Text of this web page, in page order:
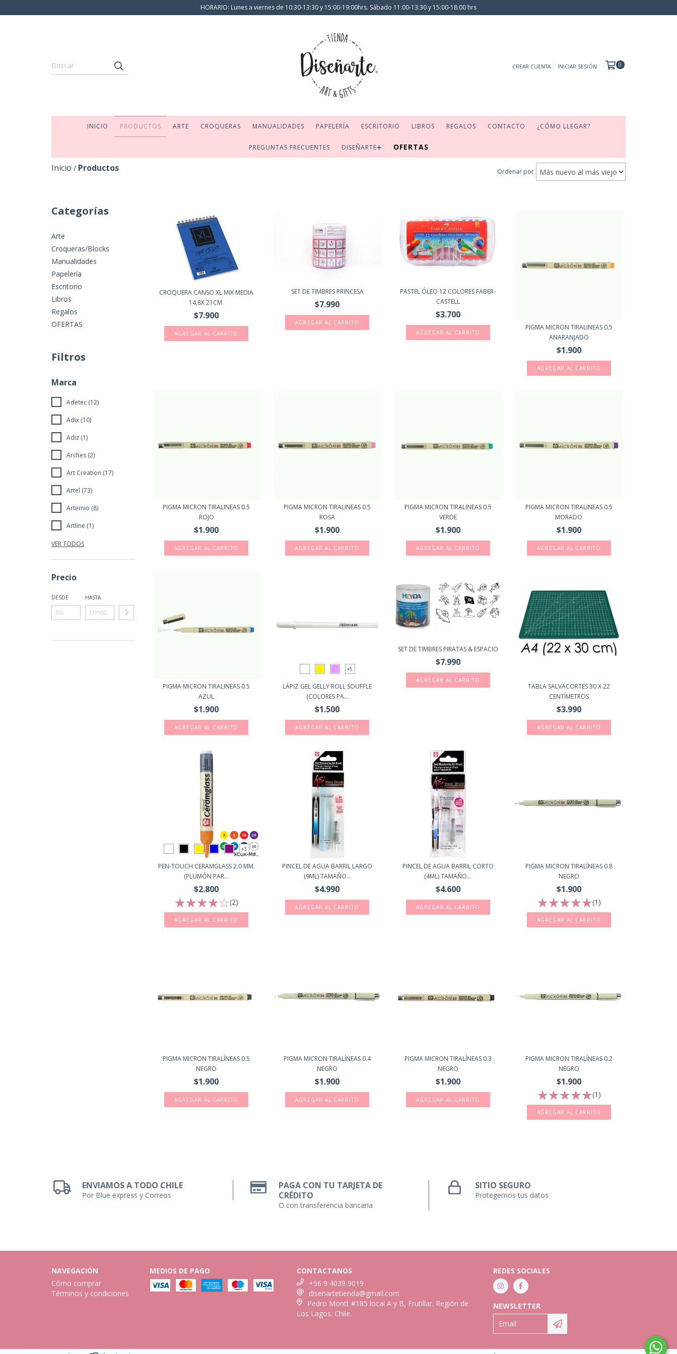
HORARIO: Lunes a viernes de 10:30-13:30 y 15:00-19:00hrs. Sábado 11:00-13:30 y 15:00-18:00 hrs
CREAR CUENTA INICIAR SESIÓN 0
INICIO PRODUCTOS ARTE CROQUERAS MANUALIDADES PAPELERÍA ESCRITORIO LIBROS REGALOS CONTACTO ¿CÓMO LLEGAR?
PREGUNTAS FRECUENTES DISEÑARTE➕ OFERTAS
Inicio / Productos Ordenar por
Categorías
Arte
Croqueras/Blocks
Manualidades
Papelería
Escritorio
Libros
Regalos
OFERTAS
Filtros
Marca
Adetec (12)
Adix (10)
Adiz (1)
Arches (2)
Art Creation (17)
Artel (73)
Artemio (8)
Artline (1)
VER TODOS
Precio
DESDE HASTA
CROQUERA CANSO XL MIX MEDIA
14,8X 21CM.
$7.900
SET DE TIMBRES PRINCESA
$7.990
PASTEL ÓLEO 12 COLORES FABER-
CASTELL
$3.700
PIGMA MICRON TIRALINEAS 0.5
ANARANJADO
$1.900
PIGMA MICRON TIRALINEAS 0.5
ROJO
$1.900
PIGMA MICRON TIRALINEAS 0.5
ROSA
$1.900
PIGMA MICRON TIRALINEAS 0.5
VERDE
$1.900
PIGMA MICRON TIRALINEAS 0.5
MORADO
$1.900
PIGMA MICRON TIRALINEAS 0.5
AZUL
$1.900
+5
LÁPIZ GEL GELLY ROLL SOUFFLE
(COLORES PA...
$1.500
AGREGAR AL CARRITO
SET DE TIMBRES PIRATAS & ESPACIO
$7.990
TABLA SALVACORTES 30 X 22
CENTÍMETROS
$3.990
+3
PEN-TOUCH CERAMGLASS 2.0 MM.
(PLUMÓN PAR...
$2.800
(2)
AGREGAR AL CARRITO
PINCEL DE AGUA BARRIL LARGO
(9ML) TAMAÑO...
$4.990
AGREGAR AL CARRITO
PINCEL DE AGUA BARRIL CORTO
(4ML) TAMAÑO...
$4.600
AGREGAR AL CARRITO
PIGMA MICRON TIRALÍNEAS 0.8
NEGRO
$1.900
(1)
PIGMA MICRON TIRALÍNEAS 0.5
NEGRO
$1.900
PIGMA MICRON TIRALÍNEAS 0.4
NEGRO
$1.900
PIGMA MICRON TIRALÍNEAS 0.3
NEGRO
$1.900
PIGMA MICRON TIRALÍNEAS 0.2
NEGRO
$1.900
(1)
ENVIAMOS A TODO CHILE
Por Blue express y Correos
PAGA CON TU TARJETA DE
CRÉDITO
O con transferencia bancaria
SITIO SEGURO
Protegemos tus datos
NAVEGACIÓN
Cómo comprar
Términos y condiciones
MEDIOS DE PAGO
CONTACTANOS
+56 9 4039 9019
disenartetienda@gmail.com
Pedro Montt #185 local A y B, Frutillar. Región de
Los Lagos. Chile.
REDES SOCIALES
NEWSLETTER